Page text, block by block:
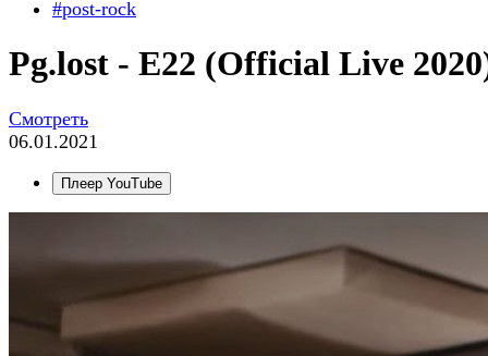
#post-rock
Pg.lost - E22 (Official Live
Смотреть
06.01.2021
Плеер YouTube